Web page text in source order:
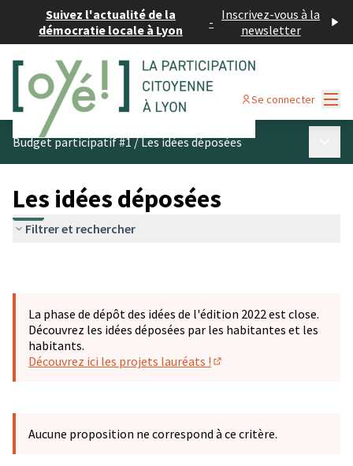
Suivez l'actualité de la
démocratie locale à Lyon
- Inscrivez-vous à la
newsletter
Se connecter
Budget participatif #1/Les idées déposées
Les idées déposées
Filtrer et rechercher
La phase de dépôt des idées de l'édition 2022 est close.
Découvrez les idées déposées par les habitantes et les
habitants.
Découvrez ici les projets lauréats !
Aucune proposition ne correspond à ce critère.